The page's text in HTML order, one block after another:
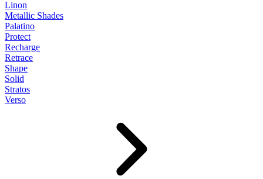
Linon
Metallic Shades
Palatino
Protect
Recharge
Retrace
Shape
Solid
Stratos
Verso